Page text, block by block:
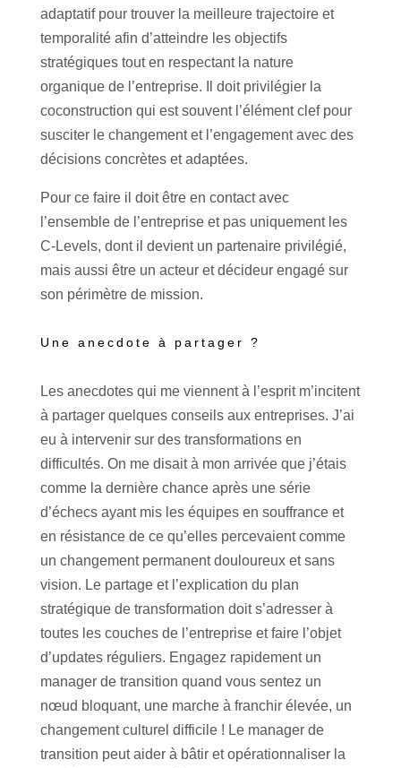
adaptatif pour trouver la meilleure trajectoire et
temporalité afin d’atteindre les objectifs
stratégiques tout en respectant la nature
organique de l’entreprise. Il doit privilégier la
coconstruction qui est souvent l’élément clef pour
susciter le changement et l’engagement avec des
décisions concrètes et adaptées.
Pour ce faire il doit être en contact avec
l’ensemble de l’entreprise et pas uniquement les
C-Levels, dont il devient un partenaire privilégié,
mais aussi être un acteur et décideur engagé sur
son périmètre de mission.
Une anecdote à partager ?
Les anecdotes qui me viennent à l’esprit m’incitent
à partager quelques conseils aux entreprises. J’ai
eu à intervenir sur des transformations en
difficultés. On me disait à mon arrivée que j’étais
comme la dernière chance après une série
d’échecs ayant mis les équipes en souffrance et
en résistance de ce qu’elles percevaient comme
un changement permanent douloureux et sans
vision. Le partage et l’explication du plan
stratégique de transformation doit s’adresser à
toutes les couches de l’entreprise et faire l’objet
d’updates réguliers. Engagez rapidement un
manager de transition quand vous sentez un
nœud bloquant, une marche à franchir élevée, un
changement culturel difficile ! Le manager de
transition peut aider à bâtir et opérationnaliser la